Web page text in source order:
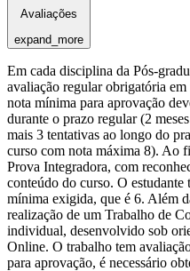
Avaliações
expand_more
Em cada disciplina da Pós-
avaliação regular obrigatória
nota mínima para aprovação
durante o prazo regular (2
mais 3 tentativas ao longo do
curso com nota máxima 8). Ao
Prova Integradora, com
conteúdo do curso. O estudante
mínima exigida, que é 6. Além
realização de um Trabalho de
individual, desenvolvido sob
Online. O trabalho tem
para aprovação, é necessário